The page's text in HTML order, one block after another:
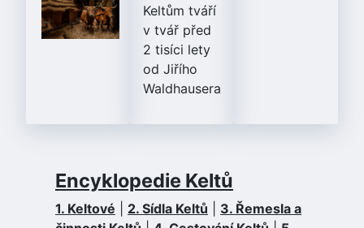
Keltům tváří
v tvář před
2 tisíci lety
od Jiřího
Waldhausera
Encyklopedie Keltů
1. Keltové 2. Sídla Keltů
3. Řemesla a